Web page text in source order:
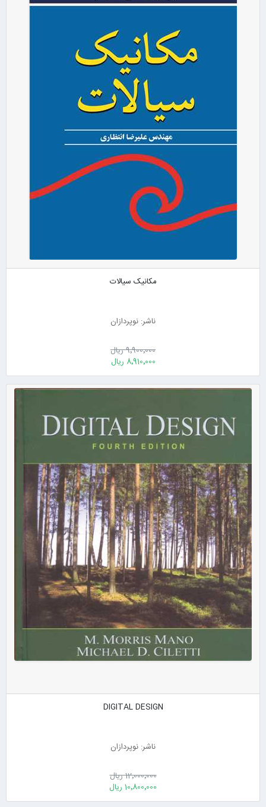
مکانیک سیالات
ناشر: نوپردازان
9٬900٬000 ریال
8٬910٬000 ریال
DIGITAL DESIGN
ناشر: نوپردازان
12٬000٬000 ریال
10٬800٬000 ریال